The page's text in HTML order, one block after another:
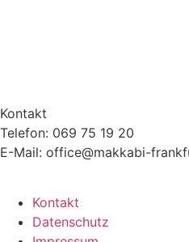
Kontakt
Telefon: 069 75 19 20
E-Mail: office@makkabi-
Kontakt
Datenschutz